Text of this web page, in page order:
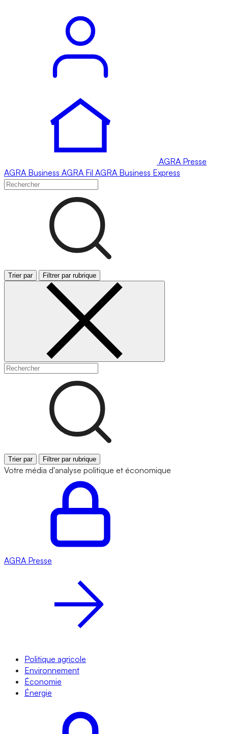
AGRA Presse
AGRA Business AGRA Fil AGRA Business Express
Trier par Filtrer par rubrique
Trier par Filtrer par rubrique
Votre média d'analyse politique et économique
AGRA Presse
Politique agricole
Environnement
Économie
Énergie